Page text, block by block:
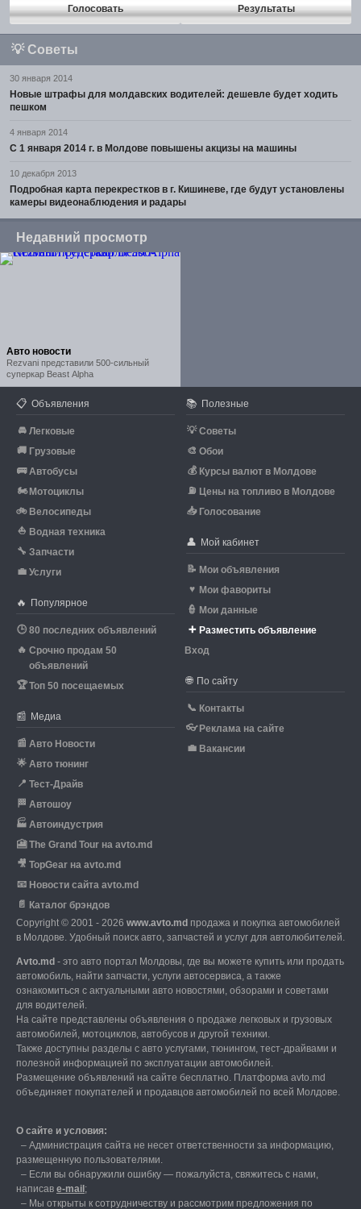
Голосовать Результаты
💡 Советы
30 января 2014
Новые штрафы для молдавских водителей: дешевле будет ходить
пешком
4 января 2014
С 1 января 2014 г. в Молдове повышены акцизы на машины
10 декабря 2013
Подробная карта перекрестков в г. Кишиневе, где будут установлены
камеры видеонаблюдения и радары
Недавний просмотр
Авто новости
Rezvani представили 500-сильный
суперкар Beast Alpha
📋 Объявления
🚘 Легковые
🚚 Грузовые
🚌 Автобусы
🏍 Мотоциклы
🚲 Велосипеды
⛵ Водная техника
🔧 Запчасти
💼 Услуги
🔥 Популярное
🕒 80 последних объявлений
🔥 Срочно продам 50
объявлений
🏆Топ 50 посещаемых
📰 Медиа
📰 Авто Новости
🌟 Авто тюнинг
📍 Тест-Драйв
🏁 Автошоу
🏭 Автоиндустрия
🎦 The Grand Tour на avto.md
🎥 TopGear на avto.md
📧 Новости сайта avto.md
📄 Каталог брэндов
📚 Полезные
💡 Советы
🎨 Обои
💰 Курсы валют в Молдове
⛽ Цены на топливо в Молдове
📥 Голосование
👤 Мой кабинет
📝 Мои объявления
♥ Мои фавориты
👮 Мои данные
➕ Разместить объявление
Вход
🌐 По сайту
📞 Контакты
👓 Реклама на сайте
💼 Вакансии
Copyright © 2001 - 2026 www.avto.md продажа и покупка автомобилей
в Молдове. Удобный поиск авто, запчастей и услуг для автолюбителей.
Avto.md - это авто портал Молдовы, где вы можете купить или продать
автомобиль, найти запчасти, услуги автосервиса, а также
ознакомиться с актуальными авто новостями, обзорами и советами
для водителей.
На сайте представлены объявления о продаже легковых и грузовых
автомобилей, мотоциклов, автобусов и другой техники.
Также доступны разделы с авто услугами, тюнингом, тест-драйвами и
полезной информацией по эксплуатации автомобилей.
Размещение объявлений на сайте бесплатно. Платформа avto.md
объединяет покупателей и продавцов автомобилей по всей Молдове.
О сайте и условия:
– Администрация сайта не несет ответственности за информацию,
размещенную пользователями.
– Если вы обнаружили ошибку — пожалуйста, свяжитесь с нами,
написав е-mail ;
– Мы открыты к сотрудничеству и рассмотрим предложения по